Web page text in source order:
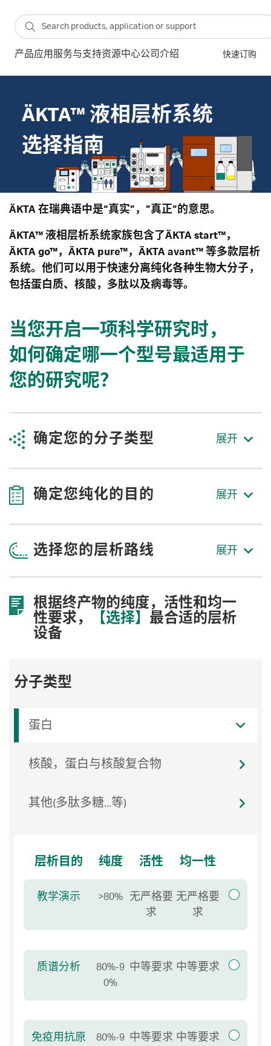
产品应用 服务与支持资源中心公司介绍 快速订购
ÄKTA™ 液相层析系统
选择指南
ÄKTA 在瑞典语中是“真实”，”真正”的意思。
ÄKTA™ 液相层析系统家族包含了ÄKTA start™，
ÄKTA go™，ÄKTA pure™，ÄKTA avant™ 等多款层析
系统。他们可以用于快速分离纯化各种生物大分子，
包括蛋白质、核酸，多肽以及病毒等。
当您开启一项科学研究时，
如何确定哪一个型号最适用于
您的研究呢？
确定您的分子类型
确定您纯化的目的
选择您的层析路线
根据终产物的纯度，活性和均一
性要求，
【选择】 最合适的层析
设备
分子类型
蛋白
核酸，蛋白与核酸复合物
其他(多肽多糖...等)
层析目的 纯度 活性 均一性
教学演示 >80%
无严格要
求
无严格要
求
质谱分析
80%-9
0%
中等要求 中等要求
免疫用抗原
80%-9 中等要求 中等要求